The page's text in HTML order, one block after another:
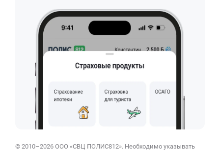
© 2010–2026 ООО «СВЦ ПОЛИС812». Необходимо указывать